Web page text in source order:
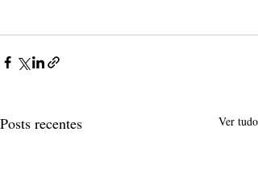
Posts recentes Ver tudo